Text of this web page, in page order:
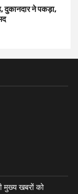
दुकानदार ने पकड़ा,
मुख्य खबरों को